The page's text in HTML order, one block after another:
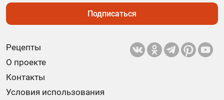
Рецепты
О проекте
Контакты
Условия использования
Подписаться